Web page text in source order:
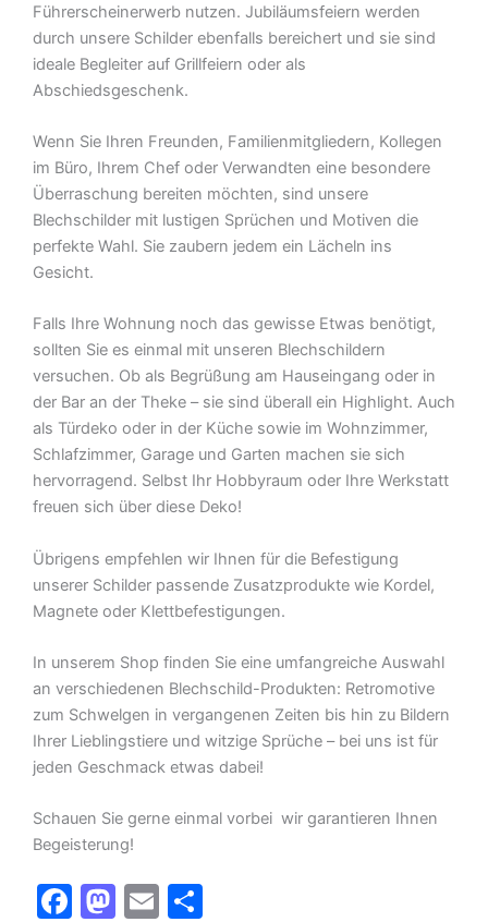
Führerscheinerwerb nutzen. Jubiläumsfeiern werden
durch unsere Schilder ebenfalls bereichert und sie sind
ideale Begleiter auf Grillfeiern oder als
Abschiedsgeschenk.
Wenn Sie Ihren Freunden, Familienmitgliedern, Kollegen
im Büro, Ihrem Chef oder Verwandten eine besondere
Überraschung bereiten möchten, sind unsere
Blechschilder mit lustigen Sprüchen und Motiven die
perfekte Wahl. Sie zaubern jedem ein Lächeln ins
Gesicht.
Falls Ihre Wohnung noch das gewisse Etwas benötigt,
sollten Sie es einmal mit unseren Blechschildern
versuchen. Ob als Begrüßung am Hauseingang oder in
der Bar an der Theke – sie sind überall ein Highlight. Auch
als Türdeko oder in der Küche sowie im Wohnzimmer,
Schlafzimmer, Garage und Garten machen sie sich
hervorragend. Selbst Ihr Hobbyraum oder Ihre Werkstatt
freuen sich über diese Deko!
Übrigens empfehlen wir Ihnen für die Befestigung
unserer Schilder passende Zusatzprodukte wie Kordel,
Magnete oder Klettbefestigungen.
In unserem Shop finden Sie eine umfangreiche Auswahl
an verschiedenen Blechschild-Produkten: Retromotive
zum Schwelgen in vergangenen Zeiten bis hin zu Bildern
Ihrer Lieblingstiere und witzige Sprüche – bei uns ist für
jeden Geschmack etwas dabei!
Schauen Sie gerne einmal vorbei  wir garantieren Ihnen
Begeisterung!
F
M E